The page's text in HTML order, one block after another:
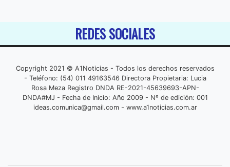
REDES SOCIALES
Copyright 2021 © A1Noticias - Todos los derechos reservados
- Teléfono: (54) 011 49163546 Directora Propietaria: Lucia
Rosa Meza Registro DNDA RE-2021-45639693-APN-
DNDA#MJ - Fecha de Inicio: Año 2009 - Nº de edición: 001
ideas.comunica@gmail.com- www.a1noticias.com.ar